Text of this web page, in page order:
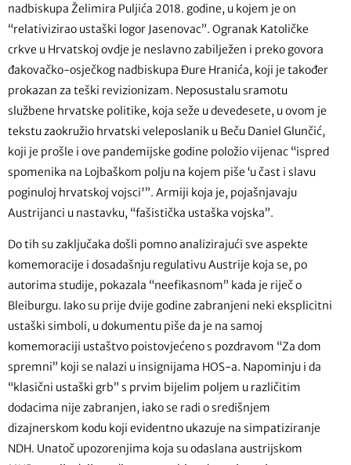
nadbiskupa Želimira Puljića 2018. godine, u kojem je on
“relativizirao ustaški logor Jasenovac”. Ogranak Katoličke
crkve u Hrvatskoj ovdje je neslavno zabilježen i preko govora
đakovačko-osječkog nadbiskupa Đure Hranića, koji je također
prokazan za teški revizionizam. Neposustalu sramotu
službene hrvatske politike, koja seže u devedesete, u ovom je
tekstu zaokružio hrvatski veleposlanik u Beču Daniel Glunčić,
koji je prošle i ove pandemijske godine položio vijenac “ispred
spomenika na Lojbaškom polju na kojem piše ‘u čast i slavu
poginuloj hrvatskoj vojsci'”. Armiji koja je, pojašnjavaju
Austrijanci u nastavku, “fašistička ustaška vojska”.
Do tih su zaključaka došli pomno analizirajući sve aspekte
komemoracije i dosadašnju regulativu Austrije koja se, po
autorima studije, pokazala “neefikasnom” kada je riječ o
Bleiburgu. Iako su prije dvije godine zabranjeni neki eksplicitni
ustaški simboli, u dokumentu piše da je na samoj
komemoraciji ustaštvo poistovjećeno s pozdravom “Za dom
spremni” koji se nalazi u insignijama HOS-a. Napominju i da
“klasični ustaški grb” s prvim bijelim poljem u različitim
dodacima nije zabranjen, iako se radi o središnjem
dizajnerskom kodu koji evidentno ukazuje na simpatiziranje
NDH. Unatoč upozorenjima koja su odaslana austrijskom